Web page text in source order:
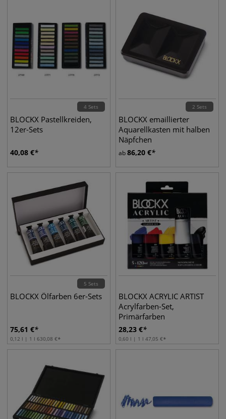
4 Sets
BLOCKX Pastellkreiden,
12er-Sets
40,08 €
2 Sets
BLOCKX emaillierter
Aquarellkasten mit halben
Näpfchen
ab86,20 €
5 Sets
BLOCKX Ölfarben 6er-Sets
75,61 €
0,12 l | 1 l 630,08 €
BLOCKX ACRYLIC ARTIST
Acrylfarben-Set,
Primärfarben
28,23 €
0,60 l | 1 l 47,05 €